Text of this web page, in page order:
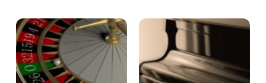
trädgårdsentusiaster och växtälskare. I
denn...